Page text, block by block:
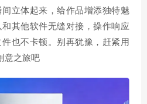
立体起来，给作品增添独特魅
其他软件无缝对接，操作响应
也不卡顿。别再犹豫，赶紧用
意之旅吧